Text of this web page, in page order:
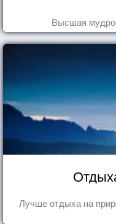
Высшая
Лучше отдыха на